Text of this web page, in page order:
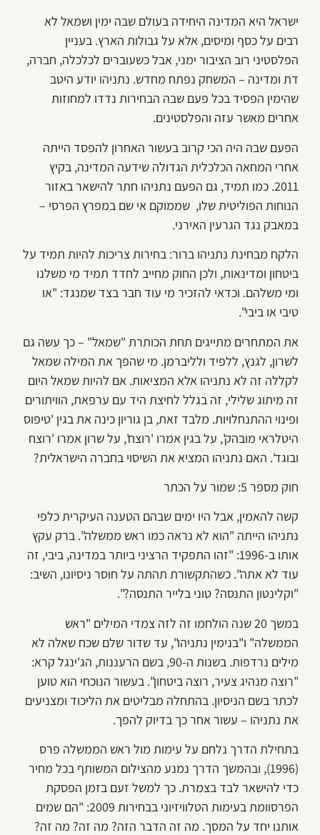
ישראל היא המדינה היחידה בעולם שבה ימין ושמאל לא
רבים על כסף ומיסים, אלא על גבולות הארץ. בעניין
הפלסטיני רוב הציבור ימני, אבל כשעוברים לכלכלה, חברה,
דת ומדינה – המשחק נפתח מחדש. נתניהו יודע היטב
שהימין הפסיד בכל פעם שבה הבחירות נדדו למחוזות
אחרים מאשר עזה והפלסטינים.
הפעם שבה היה הכי קרוב בעשור האחרון להפסד הייתה
אחרי המחאה הכלכלית הגדולה שידעה המדינה, בקיץ
2011. כמו תמיד, גם הפעם נתניהו חתר להישאר באזור
הנוחות הפוליטית שלו, שממוקם אי שם במפרץ הפרסי –
במאבק נגד הגרעין האירני.
הלקח מבחינת נתניהו ברור: בחירות צריכות להיות תמיד על
ביטחון ומדינאות, ולכן החוק מחייב לחדד תמיד מי משלנו
ומי משלהם. וכדאי להזכיר מי עוד חבר בצד שמנגד: "או
טיבי או ביבי".
את המתחרים מתייגים תחת הכותרת "שמאל" – כך עשה גם
לשרון, לגנץ, ללפיד ולליברמן. מי שהפך את המילה שמאל
לקללה זה לא נתניהו אלא המציאות. אם להיות שמאל היום
זה מיתוג שלילי, זה בגלל לחיצת היד עם ערפאת, הוויתורים
ופינוי ההתנחלויות. מלבד זאת, בן גוריון כינה את בגין 'טיפוס
היטלראי מובהק', על בגין אמרו 'רוצח', על שרון אמרו 'רוצח
ובוגד'. האם נתניהו המציא את השיסוי בחברה הישראלית?
חוק מספר 5: שמור על הכתר
קשה להאמין, אבל היו ימים שבהם הטענה העיקרית כלפי
נתניהו הייתה "הוא לא נראה כמו ראש ממשלה". ברק עקץ
אותו ב-1996: "זהו התפקיד הרציני ביותר במדינה, ביבי, זה
עוד לא אתה". כשהתקשורת תהתה על חוסר ניסיונו, השיב:
"וקלינטון התנסה? טוני בלייר התנסה?".
במשך 20 שנה הולחמו זה לזה צמדי המילים "ראש
הממשלה" ו"בנימין נתניהו", עד שדור שלם שכח שאלה לא
מילים נרדפות. בשנות ה-90, בשם הרעננות, הג'ינגל קרא:
"רוצה מנהיג צעיר, רוצה ביטחון". בעשור הנוכחי הוא טוען
לכתר בשם הניסיון. בהתחלה מבליטים את הליכוד ומצניעים
את נתניהו – עשור אחר כך בדיוק להפך.
בתחילת הדרך נלחם על עימות מול ראש הממשלה פרס
(1996), ובהמשך הדרך נמנע מהצילום המשותף בכל מחיר
כדי להישאר לבד בצמרת. כך למשל זעם בזמן הפסקת
הפרסוומת בעימות הטלוויזיוני בבחירות 2009: "הם שמים
אותנו יחד על המסך. מה זה הדבר הזה? מה זה? מה זה?